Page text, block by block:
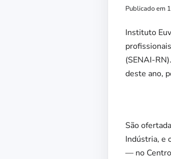
Publicado em
Instituto
(SENAI-
deste ano,
São
Indústria, e
— no Centro